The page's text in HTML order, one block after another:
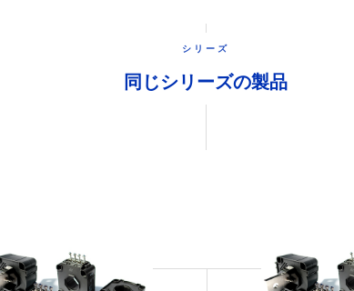
シリーズ
同じシリーズの製品